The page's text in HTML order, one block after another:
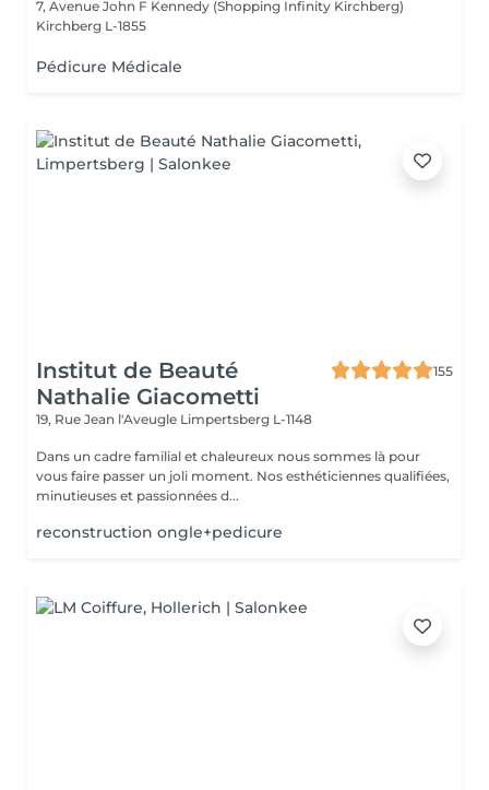
7, Avenue John F Kennedy (Shopping Infinity Kirchberg)
Kirchberg L-1855
Pédicure Médicale
Institut de Beauté
Nathalie Giacometti
155
19, Rue Jean l'Aveugle Limpertsberg L-1148
Dans un cadre familial et chaleureux nous sommes là pour
vous faire passer un joli moment. Nos esthéticiennes qualifiées,
minutieuses et passionnées d...
reconstruction ongle+pedicure